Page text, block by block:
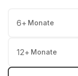
6+ Monate
12+ Monate